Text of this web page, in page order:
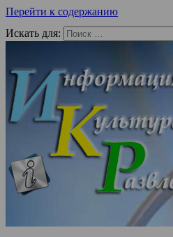
Перейти к содержанию
Искать для: